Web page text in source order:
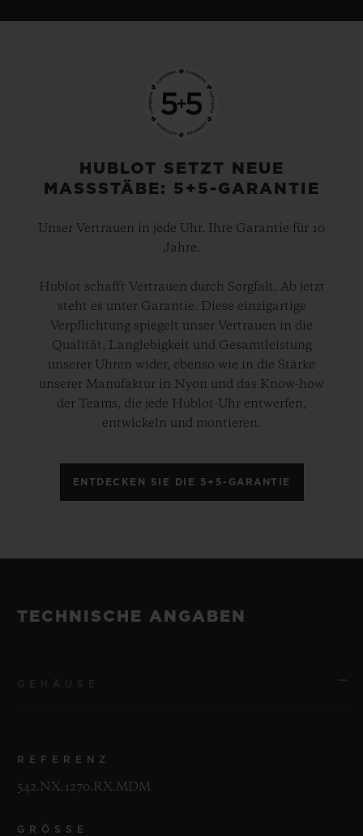
HUBLOT SETZT NEUE
MASSSTÄBE: 5+5-GARANTIE
Unser Vertrauen in jede Uhr. Ihre Garantie für 10
Jahre.
Hublot schafft Vertrauen durch Sorgfalt. Ab jetzt
steht es unter Garantie. Diese einzigartige
Verpflichtung spiegelt unser Vertrauen in die
Qualität, Langlebigkeit und Gesamtleistung
unserer Uhren wider, ebenso wie in die Stärke
unserer Manufaktur in Nyon und das Know-how
der Teams, die jede Hublot-Uhr entwerfen,
entwickeln und montieren.
ENTDECKEN SIE DIE 5+5-GARANTIE
TECHNISCHE ANGABEN
REFERENZ
542.NX.1270.RX.MDM
GRÖSSE